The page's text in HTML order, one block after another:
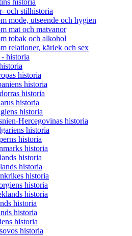
och stilhistoria
mode, utseende och hygien
mat och matvanor
tobak och alkohol
relationer, kärlek och sex
historia
historia
historia
historia
historia
historia
Hercegovinas historia
historia
historia
historia
historia
historia
historia
historia
historia
historia
historia
historia
historia